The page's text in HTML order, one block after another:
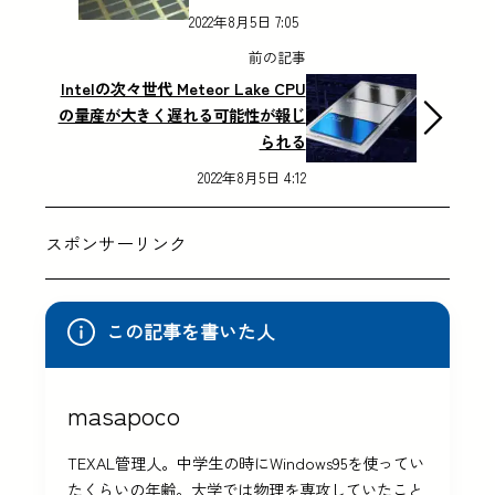
2022年8月5日 7:05
前の記事
Intelの次々世代 Meteor Lake CPU
の量産が大きく遅れる可能性が報じ
られる
2022年8月5日 4:12
スポンサーリンク
この記事を書いた人
masapoco
TEXAL管理人。中学生の時にWindows95を使ってい
たくらいの年齢。大学では物理を専攻していたこと